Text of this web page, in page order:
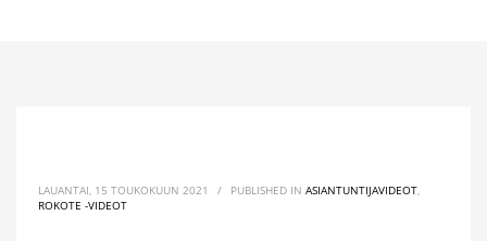
LAUANTAI, 15 TOUKOKUUN 2021 / PUBLISHED IN ASIANTUNTIJAVIDEOT
ROKOTE -VIDEOT